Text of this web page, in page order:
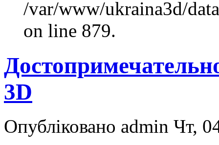
/var/www/ukraina3d/
on line 879.
3D
Опубліковано admin Чт,